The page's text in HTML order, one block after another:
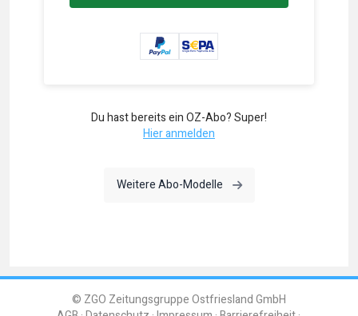
Du hast bereits ein OZ-Abo? Super!
Hier anmelden
Weitere Abo-Modelle
© ZGO Zeitungsgruppe Ostfriesland GmbH